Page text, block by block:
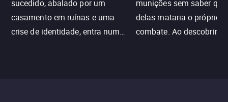
sucedido, abalado por um
casamento em ruínas e uma
crise de identidade, entra num
munições sem saber
delas mataria o próprio
combate. Ao descobrir a